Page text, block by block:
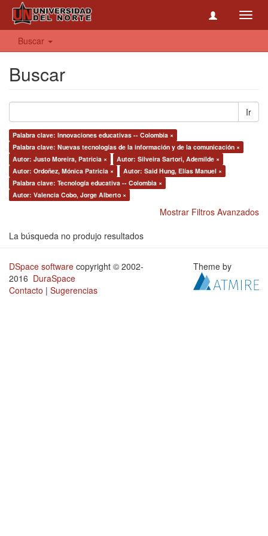
Buscar
Buscar
Ir
Palabra clave: Innovaciones educativas -- Colombia ×
Palabra clave: Nuevas tecnologías de la información y de la comunicación ×
Autor: Justo Moreira, Patricia ×
Autor: Silveira Sartori, Ademilde ×
Autor: Ordoñez, Mónica Patricia ×
Autor: Said Hung, Elías Manuel ×
Palabra clave: Tecnología educativa -- Colombia ×
Autor: Valencia Cobo, Jorge Alberto ×
Mostrar Filtros Avanzados
La búsqueda no produjo resultados
DSpace software copyright © 2002-
2016 DuraSpace
Contacto | Sugerencias
Theme by